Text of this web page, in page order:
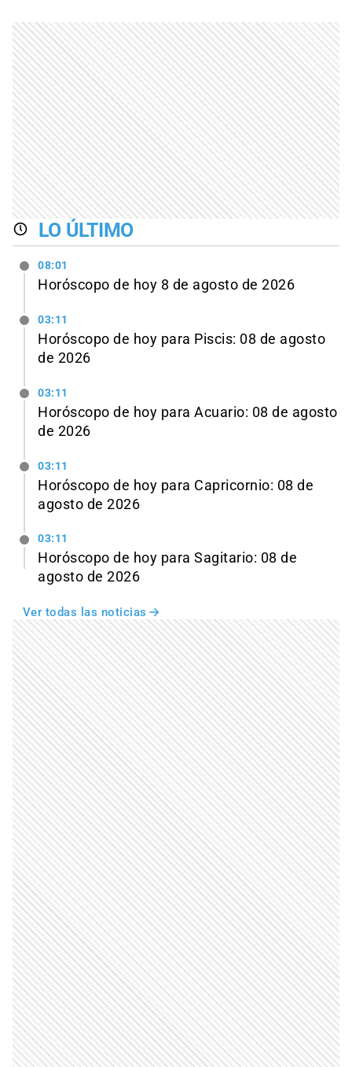
LO ÚLTIMO
08:01
Horóscopo de hoy 8 de agosto de 2026
03:11
Horóscopo de hoy para Piscis: 08 de agosto
de 2026
03:11
Horóscopo de hoy para Acuario: 08 de agosto
de 2026
03:11
Horóscopo de hoy para Capricornio: 08 de
agosto de 2026
03:11
Horóscopo de hoy para Sagitario: 08 de
agosto de 2026
Ver todas las noticias